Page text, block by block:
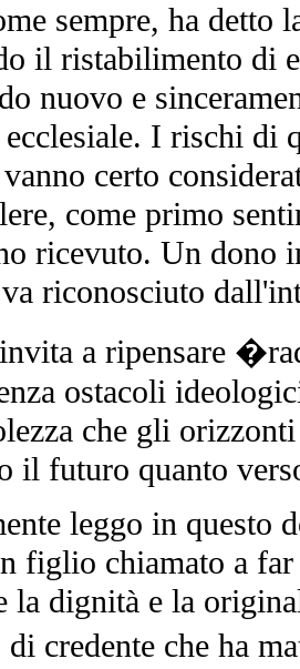
sempre, ha detto
il ristabilimento di
nuovo e
I rischi di
certo
come primo
ricevuto. Un dono
riconosciuto
a ripensare
ostacoli
che gli
il futuro quanto
leggo in questo
figlio chiamato a
la dignità e la
credente che ha